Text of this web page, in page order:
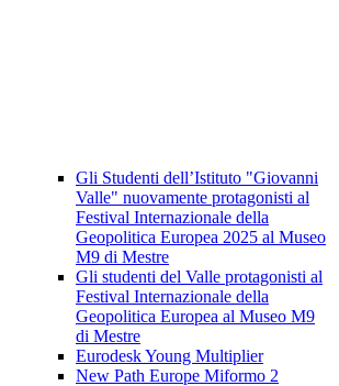
Gli Studenti dell’Istituto "Giovanni
Valle" nuovamente protagonisti al
Festival Internazionale della
Geopolitica Europea 2025 al Museo
M9 di Mestre
Gli studenti del Valle protagonisti al
Festival Internazionale della
Geopolitica Europea al Museo M9
di Mestre
Eurodesk Young Multiplier
New Path Europe Miformo 2